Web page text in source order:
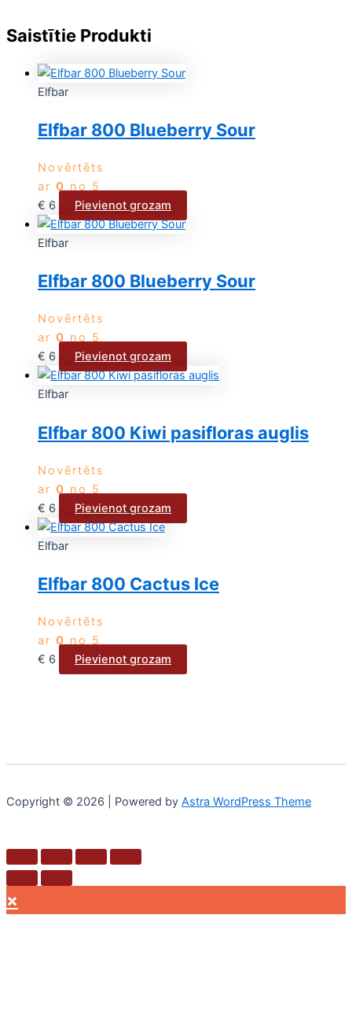
Saistītie Produkti
Elfbar
Elfbar 800 Blueberry Sour
Novērtēts
ar 0 no 5
€ 6 Pievienot grozam
Elfbar
Elfbar 800 Blueberry Sour
Novērtēts
ar 0 no 5
€ 6 Pievienot grozam
Elfbar
Elfbar 800 Kiwi pasifloras auglis
Novērtēts
ar 0 no 5
€ 6 Pievienot grozam
Elfbar
Elfbar 800 Cactus Ice
Novērtēts
ar 0 no 5
€ 6 Pievienot grozam
Copyright © 2026 | Powered by Astra WordPress Theme
×